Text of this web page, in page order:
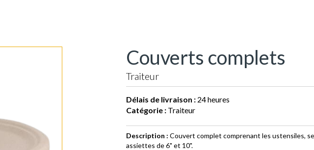
Couverts complets
Traiteur
Délais de livraison : 24 heures
Catégorie : Traiteur
Description : Couvert complet comprenant les ustensiles,
assiettes de 6" et 10".